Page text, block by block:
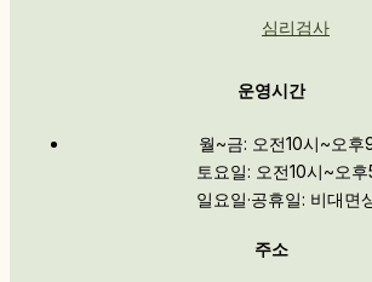
심리검사
운영시간
월~금: 오전10시~오후
토요일: 오전10시~오후
일요일·공휴일: 비대면
주소